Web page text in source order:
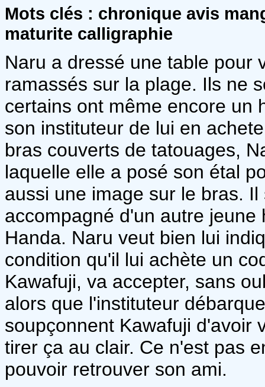
Mots clés : chronique avis
maturite calligraphie
Naru a dressé une table pour
ramassés sur la plage. Ils ne
certains ont même encore un
son instituteur de lui en
bras couverts de tatouages,
laquelle elle a posé son étal
aussi une image sur le bras.
accompagné d'un autre
Handa. Naru veut bien lui
condition qu'il lui achète un
Kawafuji, va accepter, sans
alors que l'instituteur
soupçonnent Kawafuji d'avoir
tirer ça au clair. Ce n'est pas
pouvoir retrouver son ami.